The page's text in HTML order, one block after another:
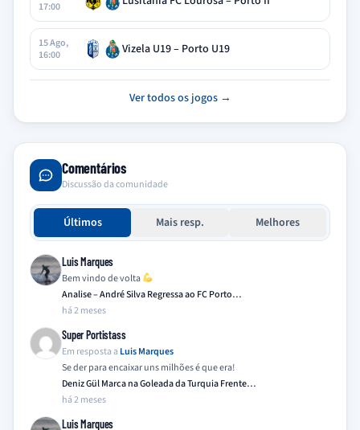
17:00
15 Ago,
16:00
Vizela U19 – Porto U19
Ver todos os jogos →
Comentários
Discussão da comunidade
Últimos Mais resp. Melhores
Luis Marques
Bem vindo de volta
Analise – André Silva Regressa ao FC Porto…
há 2 meses
Super Portistass
Em resposta a Luis Marques
Se der para encaixar uns milhões é que era!
Deniz Gül Marca na Goleada da Turquia Frente…
há 2 meses
Luis Marques